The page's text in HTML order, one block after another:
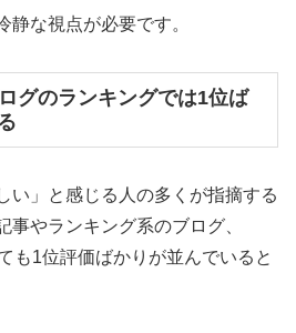
静な視点が必要です。
グのランキングでは1位ば
い」と感じる人の多くが指摘する
事やランキング系のブログ、
も1位評価ばかりが並んでいると